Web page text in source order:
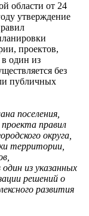
области от 24
утверждение
проектов,
один из
без
публичных
поселения,
проекта правил
округа,
территории,
из указанных
решений о
развития